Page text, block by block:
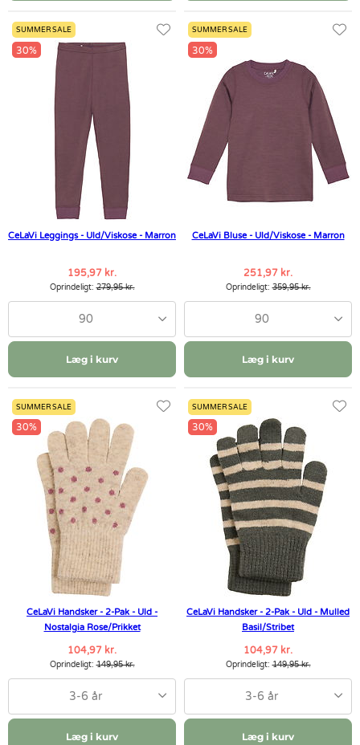
SUMMER SALE
30%
CeLaVi Leggings - Uld/Viskose - Marron
195,97 kr.
Oprindeligt:279,95 kr.
90
Læg i kurv
SUMMER SALE
30%
CeLaVi Bluse - Uld/Viskose - Marron
251,97 kr.
Oprindeligt:359,95 kr.
90
Læg i kurv
SUMMER SALE
30%
CeLaVi Handsker - 2-Pak - Uld -
Nostalgia Rose/Prikket
104,97 kr.
Oprindeligt:149,95 kr.
3-6 år
Læg i kurv
SUMMER SALE
30%
CeLaVi Handsker - 2-Pak - Uld - Mulled
Basil/Stribet
104,97 kr.
Oprindeligt:149,95 kr.
3-6 år
Læg i kurv